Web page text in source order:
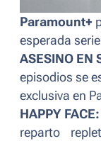
Paramount+
esperada
ASESINO EN
episodios se
exclusiva en
HAPPY
reparto